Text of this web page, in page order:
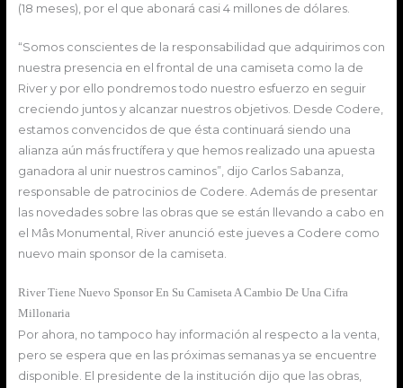
(18 meses), por el que abonará casi 4 millones de dólares.
“Somos conscientes de la responsabilidad que adquirimos con
nuestra presencia en el frontal de una camiseta como la de
River y por ello pondremos todo nuestro esfuerzo en seguir
creciendo juntos y alcanzar nuestros objetivos. Desde Codere,
estamos convencidos de que ésta continuará siendo una
alianza aún más fructífera y que hemos realizado una apuesta
ganadora al unir nuestros caminos”, dijo Carlos Sabanza,
responsable de patrocinios de Codere. Además de presentar
las novedades sobre las obras que se están llevando a cabo en
el Mâs Monumental, River anunció este jueves a Codere como
nuevo main sponsor de la camiseta.
River Tiene Nuevo Sponsor En Su Camiseta A Cambio De Una Cifra
Millonaria
Por ahora, no tampoco hay información al respecto a la venta,
pero se espera que en las próximas semanas ya se encuentre
disponible. El presidente de la institución dijo que las obras,